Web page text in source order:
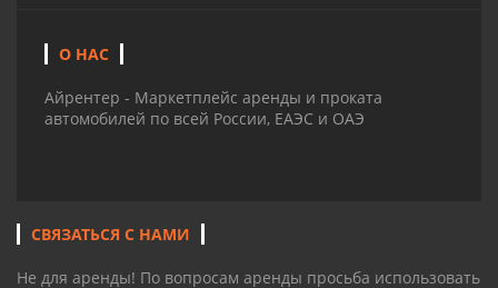
О НАС
Айрентер - Маркетплейс аренды и проката
автомобилей по всей России, ЕАЭС и ОАЭ
СВЯЗАТЬСЯ С НАМИ
Не для аренды! По вопросам аренды просьба использовать